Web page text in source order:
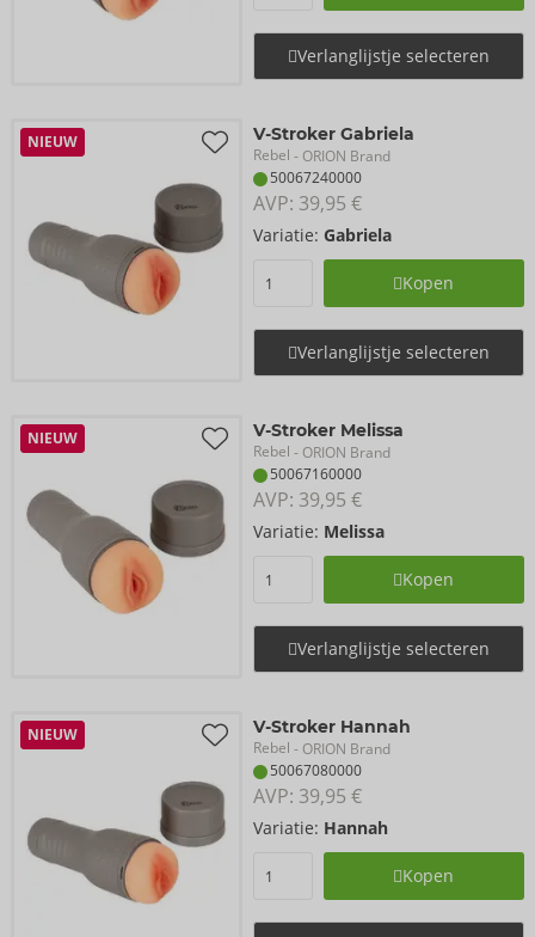
Verlanglijstje selecteren
NIEUW V-Stroker Gabriela
Rebel - ORION Brand
50067240000
AVP: 39,95 €
Variatie: Gabriela
Kopen
Verlanglijstje selecteren
NIEUW V-Stroker Melissa
Rebel - ORION Brand
50067160000
AVP: 39,95 €
Variatie: Melissa
Kopen
Verlanglijstje selecteren
NIEUW V-Stroker Hannah
Rebel - ORION Brand
50067080000
AVP: 39,95 €
Variatie: Hannah
Kopen